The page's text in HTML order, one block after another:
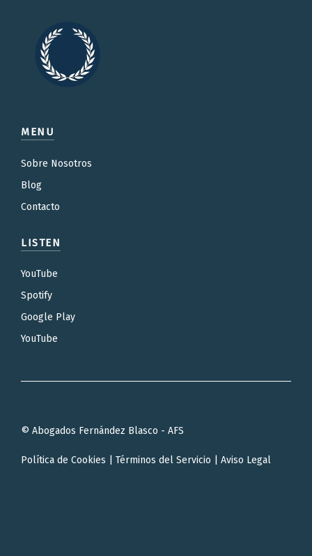
MENU
Sobre Nosotros
Blog
Contacto
LISTEN
YouTube
Spotify
Google Play
YouTube
© Abogados Fernández Blasco - AFS
Política de Cookies Términos del Servicio Aviso Legal